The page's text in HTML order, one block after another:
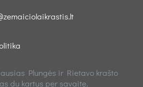
Plungės ir Rietavo krašto
du kartus per savaitę.